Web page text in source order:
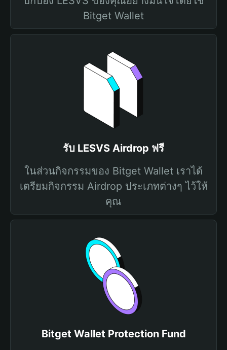
Bitget Wallet
รับ LESVS Airdrop ฟรี
ในส่วนกิจกรรมของ Bitget Wallet เราได้
เตรียมกิจกรรม Airdrop ประเภทต่างๆ ไว้ให้
คุณ
Bitget Wallet Protection Fund